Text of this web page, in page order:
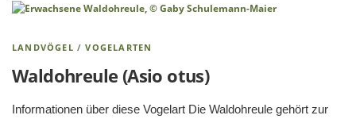
LANDVÖGEL /VOGELARTEN
Waldohreule (Asio otus)
Informationen über diese Vogelart Die Waldohreule gehört zur